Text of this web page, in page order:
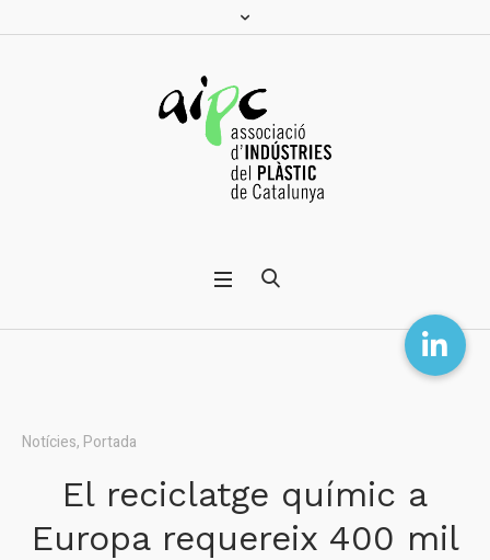
Notícies, Portada
El reciclatge químic a
Europa requereix 400 mil